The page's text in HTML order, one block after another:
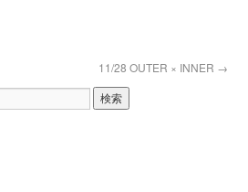
11/28 OUTER × INNER →